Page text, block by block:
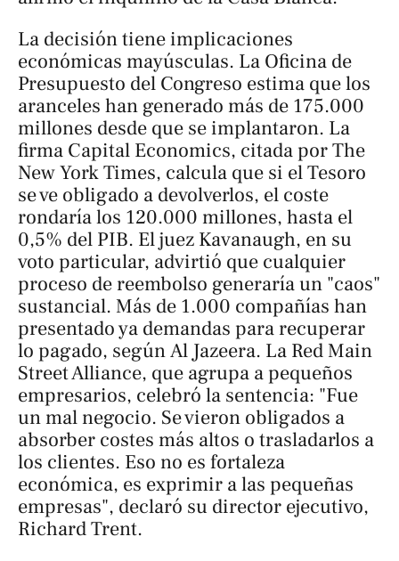
La decisión tiene implicaciones
económicas mayúsculas. La Oficina de
Presupuesto del Congreso estima que los
aranceles han generado más de 175.000
millones desde que se implantaron. La
firma Capital Economics, citada porThe
New York Times, calcula que si el Tesoro
se ve obligado a devolverlos, el coste
rondaría los 120.000 millones, hasta el
0,5% del PIB. El juez Kavanaugh, en su
voto particular, advirtió que cualquier
proceso de reembolso generaría un "caos"
sustancial. Más de 1.000 compañías han
presentado ya demandas para recuperar
lo pagado, segúnAl Jazeera. La Red Main
Street Alliance, que agrupa a pequeños
empresarios, celebró la sentencia: "Fue
un mal negocio. Se vieron obligados a
absorber costes más altos o trasladarlos a
los clientes. Eso no es fortaleza
económica, es exprimir a las pequeñas
empresas", declaró su director ejecutivo,
Richard Trent.